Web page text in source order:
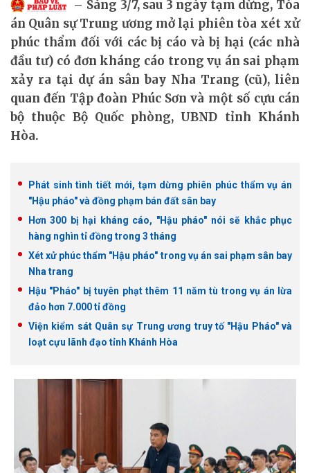
Sáng 3/7, sau 3 ngày tạm dừng, Tòa
án Quân sự Trung ương mở lại phiên tòa xét xử
phúc thẩm đối với các bị cáo và bị hại (các nhà
đầu tư) có đơn kháng cáo trong vụ án sai phạm
xảy ra tại dự án sân bay Nha Trang (cũ), liên
quan đến Tập đoàn Phúc Sơn và một số cựu cán
bộ thuộc Bộ Quốc phòng, UBND tỉnh Khánh
Hòa.
Phát sinh tình tiết mới, tạm dừng phiên phúc thẩm vụ án
"Hậu pháo" và đồng phạm bán đất sân bay
Hơn 300 bị hại kháng cáo, "Hậu pháo" nói sẽ khắc phục
hàng nghìn tỉ đồng trong 3 tháng
Xét xử phúc thẩm "Hậu pháo" trong vụ án sai phạm sân bay
Nha trang
Hậu "Pháo" bị tuyên phạt thêm 11 năm tù trong vụ án lừa
đảo hơn 7.000 tỉ đồng
Viện kiểm sát Quân sự Trung ương truy tố "Hậu Pháo" và
loạt cựu lãnh đạo tỉnh Khánh Hòa